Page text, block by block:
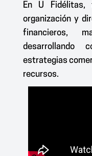
En U Fidélitas,
organización y
financieros,
desarrollando
estrategias
recursos.